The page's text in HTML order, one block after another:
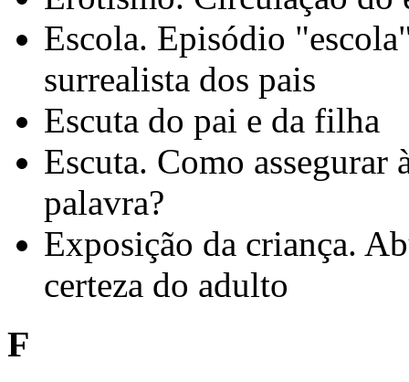
Escola. Episódio
surrealista dos pais
Escuta do pai e da filha
Escuta. Como assegurar
palavra?
Exposição da criança.
certeza do adulto
F